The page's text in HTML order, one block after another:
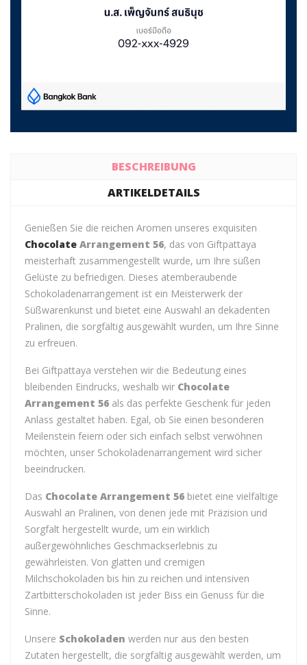
BESCHREIBUNG
ARTIKELDETAILS
Genießen Sie die reichen Aromen unseres exquisiten
Chocolate Arrangement 56, das von Giftpattaya
meisterhaft zusammengestellt wurde, um Ihre süßen
Gelüste zu befriedigen. Dieses atemberaubende
Schokoladenarrangement ist ein Meisterwerk der
Süßwarenkunst und bietet eine Auswahl an dekadenten
Pralinen, die sorgfältig ausgewählt wurden, um Ihre Sinne
zu erfreuen.
Bei Giftpattaya verstehen wir die Bedeutung eines
bleibenden Eindrucks, weshalb wir Chocolate
Arrangement 56 als das perfekte Geschenk für jeden
Anlass gestaltet haben. Egal, ob Sie einen besonderen
Meilenstein feiern oder sich einfach selbst verwöhnen
möchten, unser Schokoladenarrangement wird sicher
beeindrucken.
Das Chocolate Arrangement 56 bietet eine vielfältige
Auswahl an Pralinen, von denen jede mit Präzision und
Sorgfalt hergestellt wurde, um ein wirklich
außergewöhnliches Geschmackserlebnis zu
gewährleisten. Von glatten und cremigen
Milchschokoladen bis hin zu reichen und intensiven
Zartbitterschokoladen ist jeder Biss ein Genuss für die
Sinne.
Unsere Schokoladen werden nur aus den besten
Zutaten hergestellt, die sorgfältig ausgewählt werden, um